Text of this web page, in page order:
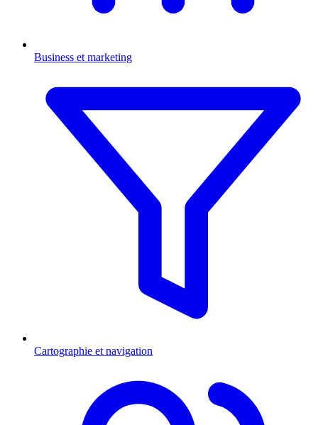
Business et marketing
Cartographie et navigation